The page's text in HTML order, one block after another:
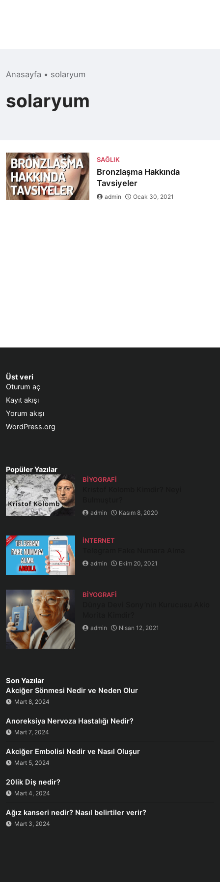
Anasayfa • solaryum
solaryum
SAĞLIK
Bronzlaşma Hakkında
Tavsiyeler
admin Ocak 30, 2021
Üst veri
Oturum aç
Kayıt akışı
Yorum akışı
WordPress.org
Popüler Yazılar
BIYOGRAFI
admin Kasım 8, 2020
İNTERNET
admin Ekim 20, 2021
BIYOGRAFI
admin Nisan 12, 2021
Son Yazılar
Akciğer Sönmesi Nedir ve Neden Olur
Mart 8, 2024
Anoreksiya Nervoza Hastalığı Nedir?
Mart 7, 2024
Akciğer Embolisi Nedir ve Nasıl Oluşur
Mart 5, 2024
20lik Diş nedir?
Mart 4, 2024
Ağız kanseri nedir? Nasıl belirtiler verir?
Mart 3, 2024